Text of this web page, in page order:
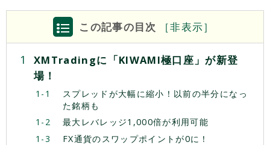
この記事の目次 ［非表示］
XMTradingに「KIWAMI極口座」が新登
場！
スプレッドが大幅に縮小！以前の半分になっ
た銘柄も
最大レバレッジ1,000倍が利用可能
FX通貨のスワップポイントが0に！